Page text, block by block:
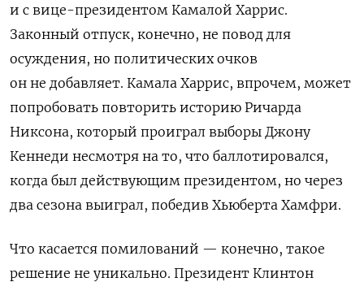
и с вице-президентом Камалой Харрис.
Законный отпуск, конечно, не повод для
осуждения, но политических очков
он не добавляет. Камала Харрис, впрочем, может
попробовать повторить историю Ричарда
Никсона, который проиграл выборы Джону
Кеннеди несмотря на то, что баллотировался,
когда был действующим президентом, но через
два сезона выиграл, победив Хьюберта Хамфри.
Что касается помилований — конечно, такое
решение не уникально. Президент Клинтон